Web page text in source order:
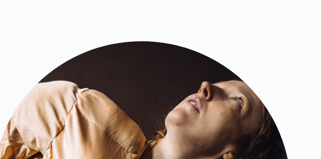
Tanssin Aika – festivaali
Kulttuuritalo Villa Rana
yhdenvertaisuussuunnitelma
Turvallisemman tilan
periaatteet